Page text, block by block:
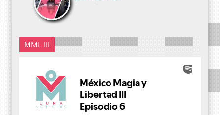
MML III